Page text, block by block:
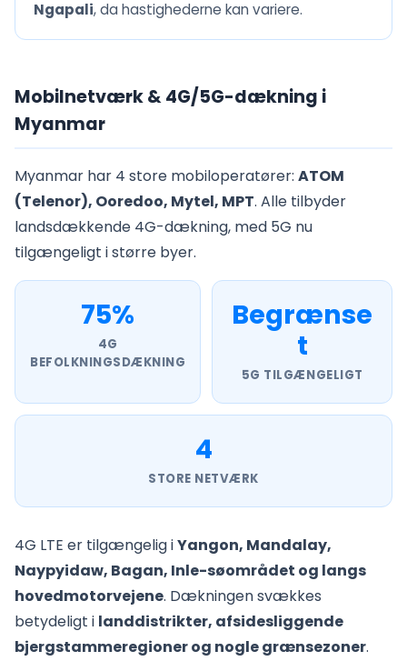
Ngapali, da hastighederne kan variere.
Mobilnetværk & 4G/5G-dækning i
Myanmar
Myanmar har 4 store mobiloperatører: ATOM
(Telenor), Ooredoo, Mytel, MPT. Alle tilbyder
landsdækkende 4G-dækning, med 5G nu
tilgængeligt i større byer.
75%
4G
BEFOLKNINGSDÆKNING
Begrænse
t
5G TILGÆNGELIGT
4
STORE NETVÆRK
4G LTE er tilgængelig iYangon, Mandalay,
Naypyidaw, Bagan, Inle-søområdet og langs
hovedmotorvejene. Dækningen svækkes
betydeligt i landdistrikter, afsidesliggende
bjergstammeregioner og nogle grænsezoner.